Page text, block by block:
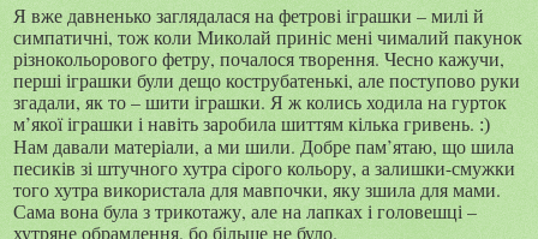
Я вже давненько заглядалася на фетрові іграшки – милі й
симпатичні, тож коли Миколай приніс мені чималий пакунок
різнокольорового фетру, почалося творення. Чесно кажучи,
перші іграшки були дещо кострубатенькі, але поступово руки
згадали, як то – шити іграшки. Я ж колись ходила на гурток
м’якої іграшки і навіть заробила шиттям кілька гривень. :)
Нам давали матеріали, а ми шили. Добре пам’ятаю, що шила
песиків зі штучного хутра сірого кольору, а залишки-смужки
того хутра використала для мавпочки, яку зшила для мами.
Сама вона була з трикотажу, але на лапках і головешці –
хутряне обрамлення, бо більше не було.